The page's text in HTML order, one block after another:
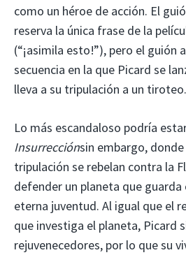
como un héroe de acción. El
reserva la única frase de la
(“¡asimila esto!”), pero el guión
secuencia en la que Picard se
lleva a su tripulación a un tiroteo.
Lo más escandaloso podría
Insurrecciónsin embargo,
tripulación se rebelan contra la
defender un planeta que guarda
eterna juventud. Al igual que el
que investiga el planeta, Picard
rejuvenecedores, por lo que su